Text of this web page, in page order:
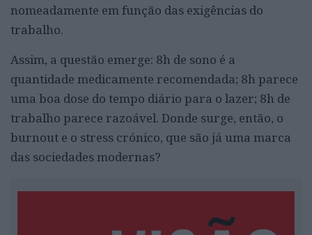
nomeadamente em função das exigências do
trabalho.
Assim, a questão emerge: 8h de sono é a
quantidade medicamente recomendada; 8h parece
uma boa dose do tempo diário para o lazer; 8h de
trabalho parece razoável. Donde surge, então, o
burnout e o stress crónico, que são já uma marca
das sociedades modernas?